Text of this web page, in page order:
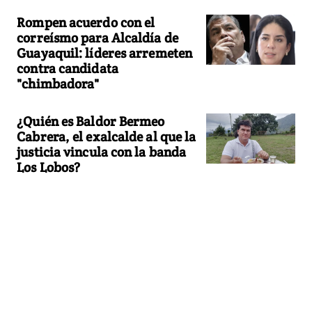
Rompen acuerdo con el
correísmo para Alcaldía de
Guayaquil: líderes arremeten
contra candidata
"chimbadora"
¿Quién es Baldor Bermeo
Cabrera, el exalcalde al que la
justicia vincula con la banda
Los Lobos?